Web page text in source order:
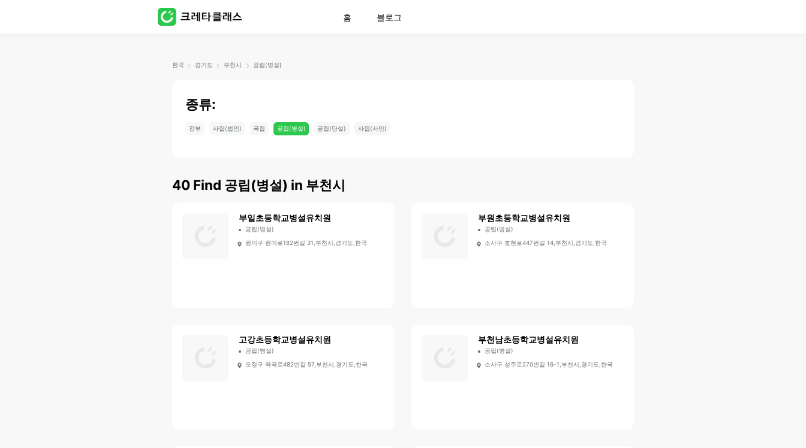
홈 블로그
한국 경기도 부천시 공립(병설)
종류:
전부 사립(법인) 국립 공립(병설) 공립(단설) 사립(사인)
40 Find 공립(병설) in 부천시
부일초등학교병설유치원
공립(병설)
원미구 원미로182번길 31,부천시,경기도,한국
부원초등학교병설유치원
공립(병설)
소사구 호현로447번길 14,부천시,경기도,한국
고강초등학교병설유치원
공립(병설)
오정구 역곡로482번길 57,부천시,경기도,한국
부천남초등학교병설유치원
공립(병설)
소사구 성주로270번길 16-1,부천시,경기도,한국